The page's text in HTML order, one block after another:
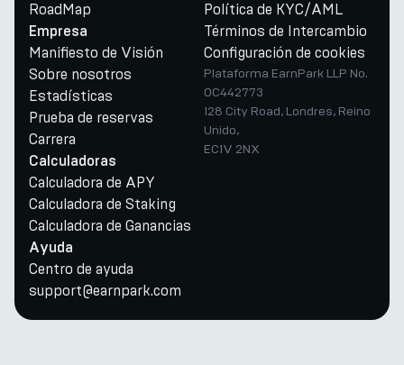
RoadMap
Empresa
Manifiesto de Visión
Sobre nosotros
Estadísticas
Prueba de reservas
Carrera
Calculadoras
Calculadora de APY
Calculadora de Staking
Calculadora de Ganancias
Ayuda
Centro de ayuda
support@earnpark.com
Política de KYC/AML
Términos de Intercambio
Configuración de cookies
Plataforma EarnPark LLP No.
OC442773
128 City Road, Londres, Reino
Unido,
EC1V 2NX